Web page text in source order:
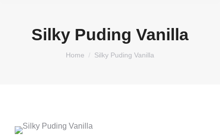
Silky Puding Vanilla
You are here:
Home Silky Puding Vanilla